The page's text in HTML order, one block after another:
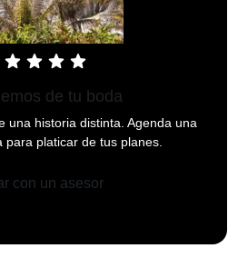
star star star star
de tu boda
una historia distinta. Agenda una
para platicar de tus planes.
con un asesor